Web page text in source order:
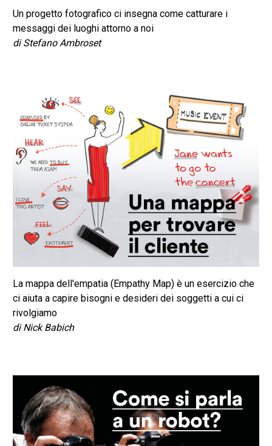
Un progetto fotografico ci insegna come catturare i
messaggi dei luoghi attorno a noi
di Stefano Ambroset
La mappa dell'empatia (Empathy Map) è un esercizio che
ci aiuta a capire bisogni e desideri dei soggetti a cui ci
rivolgiamo
di Nick Babich